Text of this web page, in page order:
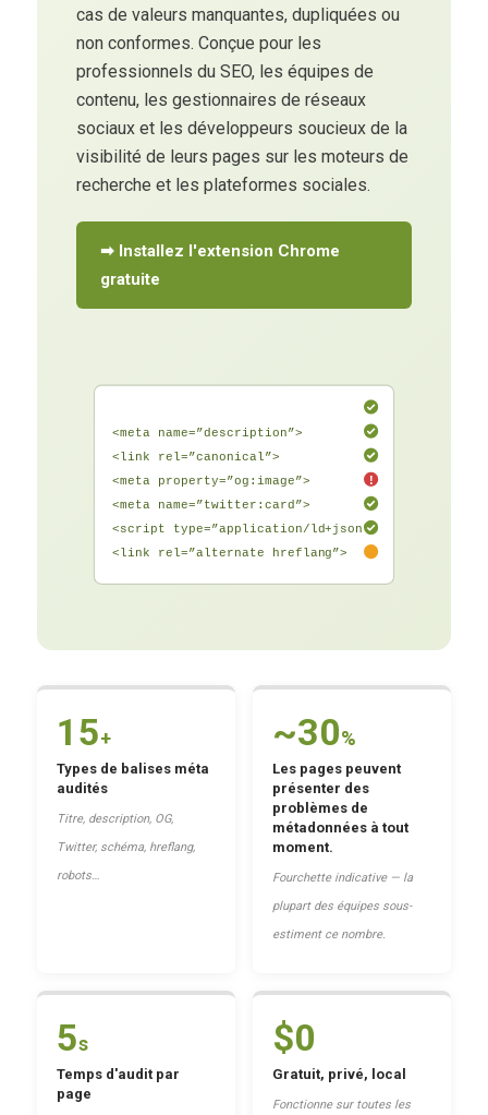
cas de valeurs manquantes, dupliquées ou
non conformes. Conçue pour les
professionnels du SEO, les équipes de
contenu, les gestionnaires de réseaux
sociaux et les développeurs soucieux de la
visibilité de leurs pages sur les moteurs de
recherche et les plateformes sociales.
➡ Installez l'extension Chrome
gratuite
<meta name=”description”>
<link rel=”canonical”>
<meta property=”og:image”>
!
<meta name=”twitter:card”>
<script type=”application/ld+json”>
<link rel=”alternate hreflang”>
15+
Types de balises méta
audités
Titre, description, OG,
Twitter, schéma, hreflang,
robots…
~30%
Les pages peuvent
présenter des
problèmes de
métadonnées à tout
moment.
Fourchette indicative — la
plupart des équipes sous-
estiment ce nombre.
5s
Temps d'audit par
page
$0
Gratuit, privé, local
Fonctionne sur toutes les